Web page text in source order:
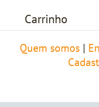
Carrinho
Quem somos